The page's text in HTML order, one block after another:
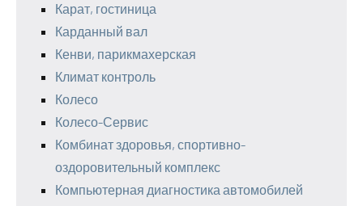
Карат, гостиница
Карданный вал
Кенви, парикмахерская
Климат контроль
Колесо
Колесо-Сервис
Комбинат здоровья, спортивно-
оздоровительный комплекс
Компьютерная диагностика автомобилей